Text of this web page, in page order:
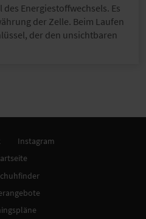
Energiestoffwechsels. Es
der Zelle. Beim Laufen
der den unsichtbaren
Instagram